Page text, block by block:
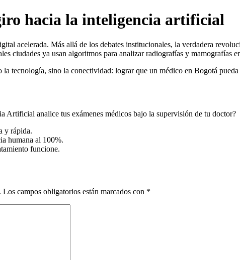
hacia la inteligencia artificial
acelerada. Más allá de los debates institucionales, la verdadera
ciudades ya usan algoritmos para analizar radiografías y mamografías
la tecnología, sino la conectividad: lograr que un médico en Bogotá
Artificial analice tus exámenes médicos bajo la supervisión de tu doctor?
y rápida.
humana al 100%.
funcione.
Los campos obligatorios están marcados con *